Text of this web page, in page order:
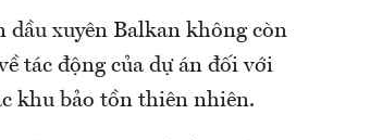
dầu xuyên Balkan không còn
tác động của dự án đối với
khu bảo tồn thiên nhiên.